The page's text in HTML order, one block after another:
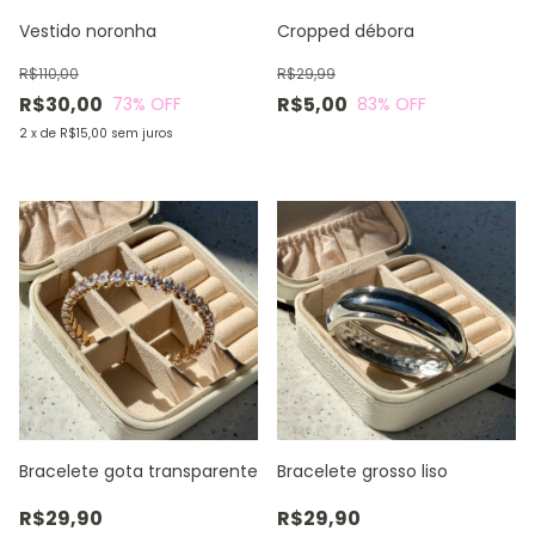
Vestido noronha
R$30,00
R$110,00
73% OFF
2 x de R$15,00 sem juros
Cropped débora
R$5,00
R$29,99
83% OFF
1 / 2
Bracelete gota transparente
R$29,90
1 / 2
Bracelete grosso liso
R$29,90